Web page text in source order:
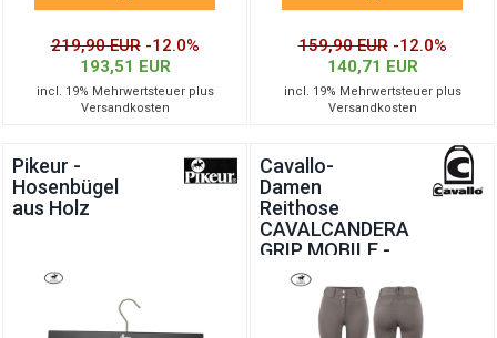
219,90 EUR -12.0%
193,51 EUR
incl. 19% Mehrwertsteuer plus
Versandkosten
159,90 EUR -12.0%
140,71 EUR
incl. 19% Mehrwertsteuer plus
Versandkosten
Pikeur -
Hosenbügel
aus Holz
Cavallo-
Damen
Reithose
CAVALCANDERA
GRIP MOBILE -
SUMMER 25